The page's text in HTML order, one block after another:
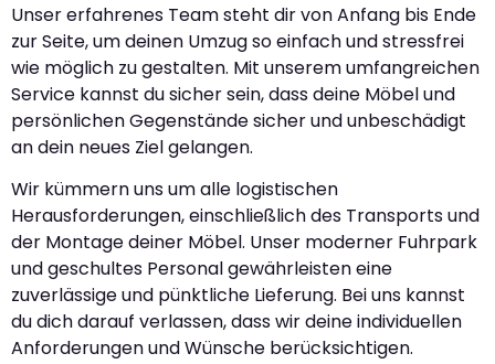
Unser erfahrenes Team steht dir von Anfang bis Ende
zur Seite, um deinen Umzug so einfach und stressfrei
wie möglich zu gestalten. Mit unserem umfangreichen
Service kannst du sicher sein, dass deine Möbel und
persönlichen Gegenstände sicher und unbeschädigt
an dein neues Ziel gelangen.
Wir kümmern uns um alle logistischen
Herausforderungen, einschließlich des Transports und
der Montage deiner Möbel. Unser moderner Fuhrpark
und geschultes Personal gewährleisten eine
zuverlässige und pünktliche Lieferung. Bei uns kannst
du dich darauf verlassen, dass wir deine individuellen
Anforderungen und Wünsche berücksichtigen.